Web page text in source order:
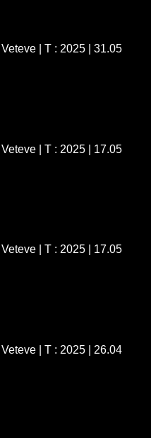
Veteve | T : 2025 | 31.05
Veteve | T : 2025 | 17.05
Veteve | T : 2025 | 17.05
Veteve | T : 2025 | 26.04